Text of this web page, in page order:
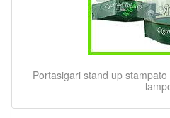
Portasigari stand up